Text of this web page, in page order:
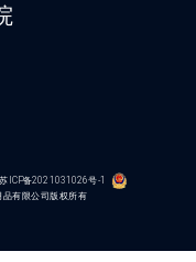
苏ICP备2021031026号-1
品有限公司版权所有